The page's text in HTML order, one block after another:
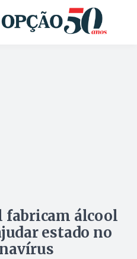
fabricam álcool
estado no